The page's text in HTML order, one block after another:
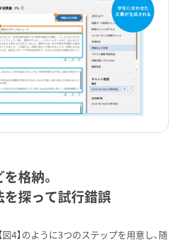
格納。
探って​試行錯誤
4】のように3つのステップを用意し、随